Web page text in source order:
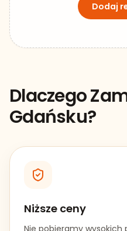
Dodaj
Dlaczego
Gdańsku?
Niższe ceny
Nie pobieramy wysokich